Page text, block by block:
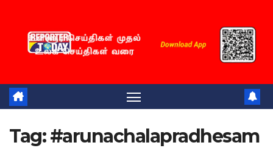
content
Tag:#arunachalapradhesam